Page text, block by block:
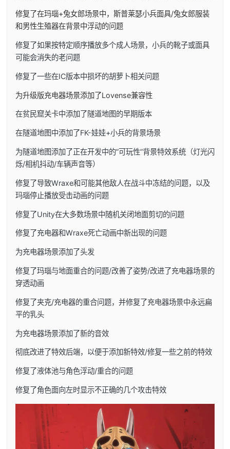
修复了在玛瑙+兔女郎场景中，斯普莱瑟小兵面具/兔女郎服装
和男性生殖器在背景中浮动的问题
修复了如果按特定顺序播放多个成人场景，小兵的靴子或面具
可能会消失的老问题
修复了一些在IC版本中损坏的胡萝卜相关问题
为升级版充电器场景添加了Lovense兼容性
在贫民窟关卡中添加了隧道地图的早期版本
在隧道地图中添加了FK-娃娃+小兵的背景场景
为隧道地图添加了正在开发中的”可玩性”背景特效系统（灯光闪
烁/相机抖动/车辆声音等）
修复了导致Wraxe和可能其他敌人在战斗中冻结的问题，以及
玛瑙停止播放受击动画的问题
修复了Unity在大多数场景中随机关闭地面剪切的问题
修复了充电器和Wraxe死亡动画中新出现的问题
为充电器场景添加了头发
修复了玛瑙与地面重合的问题/改善了姿势/改进了充电器场景的
穿透动画
修复了夹克/充电器的重合问题，并修复了充电器场景中永远扁
平的乳头
为充电器场景添加了新的音效
彻底改进了特效后端，以便于添加新特效/修复一些之前的特效
修复了液体池与角色浮动/重合的问题
修复了角色面向左时显示不正确的几个攻击特效